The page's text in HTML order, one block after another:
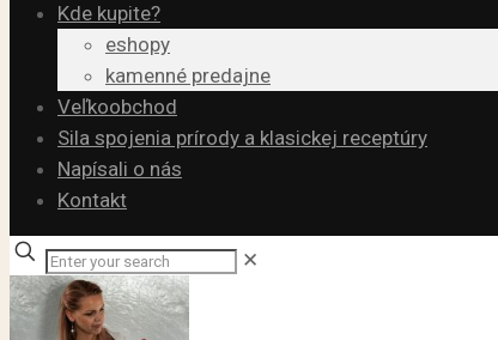
Kde kupite?
eshopy
kamenné predajne
Veľkoobchod
Sila spojenia prírody a klasickej receptúry
Napísali o nás
Kontakt
✕